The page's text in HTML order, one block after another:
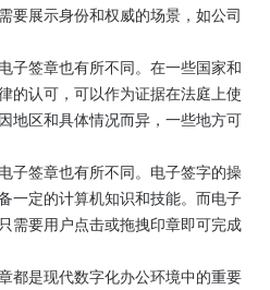
要展示身份和权威的场景，如公司
子签章也有所不同。在一些国家和
的认可，可以作为证据在法庭上使
地区和具体情况而异，一些地方可
子签章也有所不同。电子签字的操
一定的计算机知识和技能。而电子
需要用户点击或拖拽印章即可完成
都是现代数字化办公环境中的重要